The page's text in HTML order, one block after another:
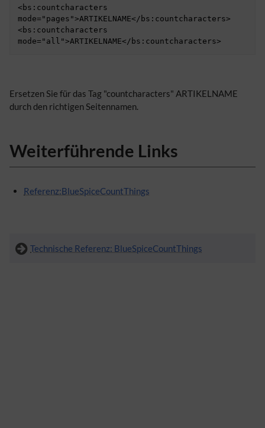
<bs:countcharacters
mode="pages">ARTIKELNAME</bs:countcharacters>
<bs:countcharacters
Ersetzen Sie für das Tag "countcharacters" ARTIKELNAME
durch den richtigen Seitennamen.
Weiterführende Links
Referenz:BlueSpiceCountThings
Technische Referenz: BlueSpiceCountThings